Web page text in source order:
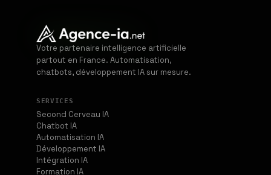
Votre partenaire intelligence artificielle
partout en France. Automatisation,
chatbots, développement IA sur mesure.
SERVICES
Second Cerveau IA
Chatbot IA
Automatisation IA
Développement IA
Intégration IA
Formation IA